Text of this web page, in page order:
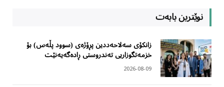
نوێترین بابەت
زانکۆی سەلاحەددین پڕۆژەی (سوود پڵەس) بۆ
خزمەتگوزاریی تەندروستی ڕادەگەیەنێت
2026-08-09